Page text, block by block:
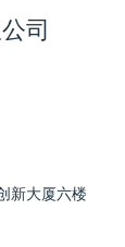
司
新大厦六楼